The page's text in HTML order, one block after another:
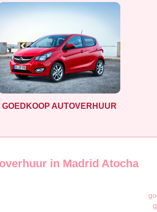
GOEDKOOP AUTOVERHUUR
in Madrid Atocha